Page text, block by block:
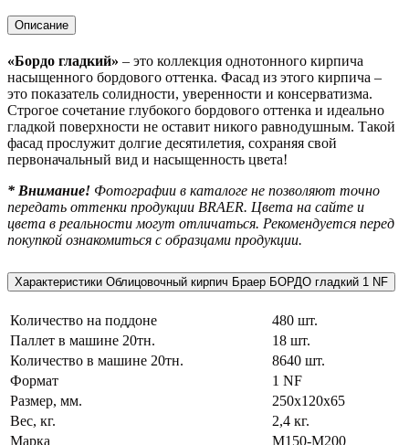
NF
Описание
«Бордо гладкий» – это коллекция однотонного кирпича
насыщенного бордового оттенка. Фасад из этого кирпича –
это показатель солидности, уверенности и консерватизма.
Строгое сочетание глубокого бордового оттенка и идеально
гладкой поверхности не оставит никого равнодушным. Такой
фасад прослужит долгие десятилетия, сохраняя свой
первоначальный вид и насыщенность цвета!
* Внимание! Фотографии в каталоге не позволяют точно
передать оттенки продукции BRAER. Цвета на сайте и
цвета в реальности могут отличаться. Рекомендуется перед
покупкой ознакомиться с образцами продукции.
Характеристики Облицовочный кирпич Браер БОРДО гладкий 1 NF
Количество на поддоне
480 шт.
Паллет в машине 20тн.
18 шт.
Количество в машине 20тн.
8640 шт.
Формат
1 NF
Размер, мм.
250х120х65
Вес, кг.
2,4 кг.
Марка
М150-М200